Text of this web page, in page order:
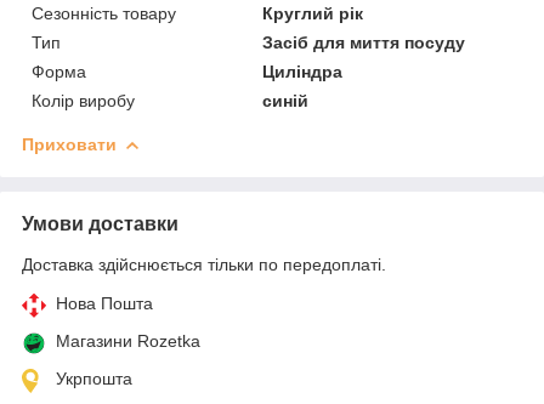
Сезонність товару
Круглий рік
Тип
Засіб для миття посуду
Форма
Циліндра
Колір виробу
синій
Приховати
Умови доставки
Доставка здійснюється тільки по передоплаті.
Нова Пошта
Магазини Rozetka
Укрпошта